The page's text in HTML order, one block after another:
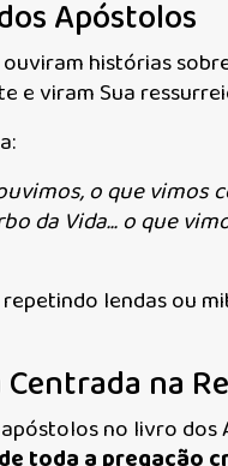
Apóstolos
histórias
e viram Sua
o que
da Vida... o que
lendas ou
na
no livro